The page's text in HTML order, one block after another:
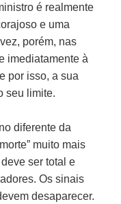
é realmente
e uma
porém, nas
imediatamente à
por isso, a sua
seu limite.
diferente da
muito mais
ser total e
Os sinais
desaparecer.